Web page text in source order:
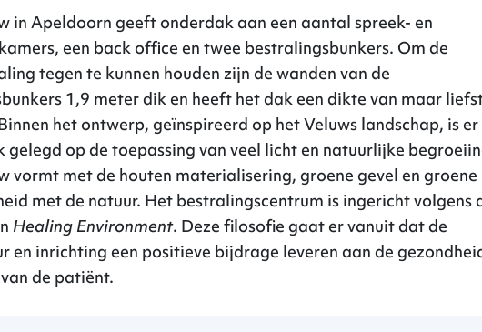
in Apeldoorn geeft onderdak aan een aantal spreek- en
een back office en twee bestralingsbunkers. Om de
tegen te kunnen houden zijn de wanden van de
1,9 meter dik en heeft het dak een dikte van maar
het ontwerp, geïnspireerd op het Veluws landschap, is er
gelegd op de toepassing van veel licht en natuurlijke
vormt met de houten materialisering, groene gevel en groene
met de natuur. Het bestralingscentrum is ingericht volgens
Healing Environment. Deze filosofie gaat er vanuit dat de
en inrichting een positieve bijdrage leveren aan de
de patiënt.